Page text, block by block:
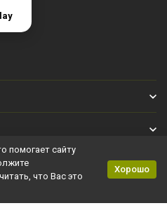
помогает сайту
что Вас это
Хорошо